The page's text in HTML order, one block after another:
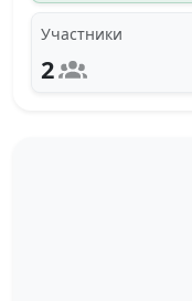
Участники
2